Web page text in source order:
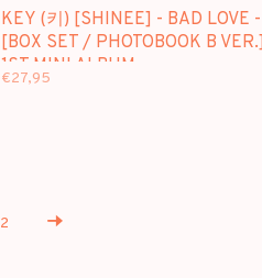
KEY (키) [SHINEE] - BAD LOVE -
[BOX SET / PHOTOBOOK B
1ST MINI ALBUM
€27,95
2